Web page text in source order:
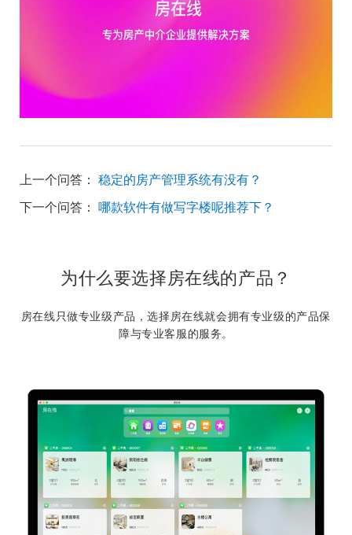
上一个问答： 稳定的房产管理系统有没有？
下一个问答： 哪款软件有做写字楼呢推荐下？
为什么要选择房在线的产品？
房在线只做专业级产品，选择房在线就会拥有专业级的产品保
障与专业客服的服务。